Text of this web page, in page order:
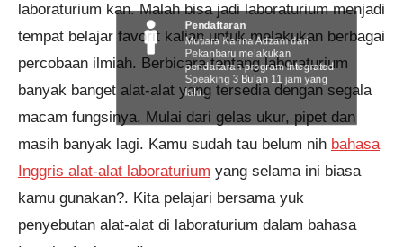
laboraturium kan. Malah bisa jadi laboraturium menjadi
tempat belajar favorit kalian untuk melakukan berbagai
percobaan ilmiah. Berbicara tentang laboraturium
banyak banget alat-alat yang tersedia dengan segala
macam fungsinya. Mulai dari gelas ukur, pipet dan
masih banyak lagi. Kamu sudah tau belum nih bahasa
Inggris alat-alat laboraturium yang selama ini biasa
kamu gunakan?. Kita pelajari bersama yuk
penyebutan alat-alat di laboraturium dalam bahasa
Pendaftaran
Mutiara Karina Adzani dari
Pekanbaru melakukan
pendaftaran program Integrated
Speaking 3 Bulan 11 jam yang
lalu.